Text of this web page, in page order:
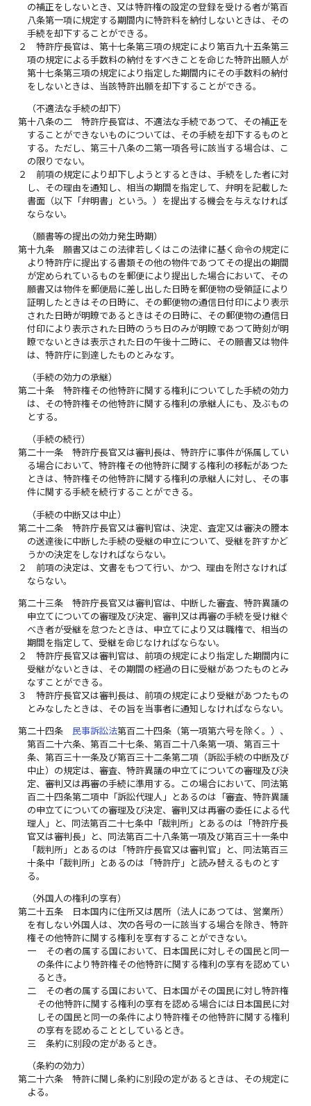
の補正をしないとき、又は特許権の設定の登録を受ける者が第百
八条第一項に規定する期間内に特許料を納付しないときは、その
手続を却下することができる。
２
特許庁長官は、第十七条第三項の規定により第百九十五条第三
項の規定による手数料の納付をすべきことを命じた特許出願人が
第十七条第三項の規定により指定した期間内にその手数料の納付
をしないときは、当該特許出願を却下することができる。
（不適法な手続の却下）
第十八条の二
特許庁長官は、不適法な手続であつて、その補正を
することができないものについては、その手続を却下するものと
する。ただし、第三十八条の二第一項各号に該当する場合は、こ
の限りでない。
２
前項の規定により却下しようとするときは、手続をした者に対
し、その理由を通知し、相当の期間を指定して、弁明を記載した
書面（以下「弁明書」という。）を提出する機会を与えなければ
ならない。
（願書等の提出の効力発生時期）
第十九条
願書又はこの法律若しくはこの法律に基く命令の規定に
より特許庁に提出する書類その他の物件であつてその提出の期間
が定められているものを郵便により提出した場合において、その
願書又は物件を郵便局に差し出した日時を郵便物の受領証により
証明したときはその日時に、その郵便物の通信日付印により表示
された日時が明瞭であるときはその日時に、その郵便物の通信日
付印により表示された日時のうち日のみが明瞭であつて時刻が明
瞭でないときは表示された日の午後十二時に、その願書又は物件
は、特許庁に到達したものとみなす。
（手続の効力の承継）
第二十条
特許権その他特許に関する権利についてした手続の効力
は、その特許権その他特許に関する権利の承継人にも、及ぶもの
とする。
（手続の続行）
第二十一条
特許庁長官又は審判長は、特許庁に事件が係属してい
る場合において、特許権その他特許に関する権利の移転があつた
ときは、特許権その他特許に関する権利の承継人に対し、その事
件に関する手続を続行することができる。
（手続の中断又は中止）
第二十二条
特許庁長官又は審判官は、決定、査定又は審決の謄本
の送達後に中断した手続の受継の申立について、受継を許すかど
うかの決定をしなければならない。
２
前項の決定は、文書をもつて行い、かつ、理由を附さなければ
ならない。
第二十三条
特許庁長官又は審判官は、中断した審査、特許異議の
申立てについての審理及び決定、審判又は再審の手続を受け継ぐ
べき者が受継を怠つたときは、申立てにより又は職権で、相当の
期間を指定して、受継を命じなければならない。
２
特許庁長官又は審判官は、前項の規定により指定した期間内に
受継がないときは、その期間の経過の日に受継があつたものとみ
なすことができる。
３
特許庁長官又は審判長は、前項の規定により受継があつたもの
とみなしたときは、その旨を当事者に通知しなければならない。
第二十四条 民事訴訟法第百二十四条（第一項第六号を除く。）、
第百二十六条、第百二十七条、第百二十八条第一項、第百三十
条、第百三十一条及び第百三十二条第二項（訴訟手続の中断及び
中止）の規定は、審査、特許異議の申立てについての審理及び決
定、審判又は再審の手続に準用する。この場合において、同法第
百二十四条第二項中「訴訟代理人」とあるのは「審査、特許異議
の申立てについての審理及び決定、審判又は再審の委任による代
理人」と、同法第百二十七条中「裁判所」とあるのは「特許庁長
官又は審判長」と、同法第百二十八条第一項及び第百三十一条中
「裁判所」とあるのは「特許庁長官又は審判官」と、同法第百三
十条中「裁判所」とあるのは「特許庁」と読み替えるものとす
る。
（外国人の権利の享有）
第二十五条
日本国内に住所又は居所（法人にあつては、営業所）
を有しない外国人は、次の各号の一に該当する場合を除き、特許
権その他特許に関する権利を享有することができない。
一
その者の属する国において、日本国民に対しその国民と同一
の条件により特許権その他特許に関する権利の享有を認めてい
るとき。
二
その者の属する国において、日本国がその国民に対し特許権
その他特許に関する権利の享有を認める場合には日本国民に対
しその国民と同一の条件により特許権その他特許に関する権利
の享有を認めることとしているとき。
三
条約に別段の定があるとき。
（条約の効力）
第二十六条
特許に関し条約に別段の定があるときは、その規定に
よる。